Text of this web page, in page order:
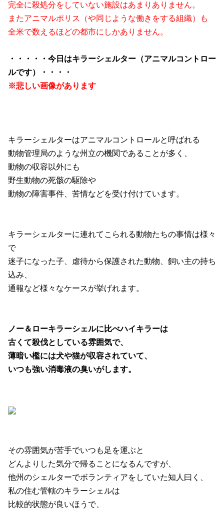
完全に殺処分をしていない施設はあまりありません。
またアニマルポリス（や同じような働きをする組織）も
全米で数えるほどの都市にしかありません。
・・・・・今日はキラーシェルター（アニマルコントロー
ルです）・・・・
※悲しい画像があります
キラーシェルターはアニマルコントロールと呼ばれる
動物管理局のような州立の機関であることが多く、
動物の収容以外にも
野生動物の死骸の駆除や
動物の障害事件、苦情などを受け付けています。
キラーシェルターに連れてこられる動物たちの事情は様々
で
迷子になった子、虐待から保護された動物、飼い主の持ち
込み、
通報など様々なケースが挙げれます。
ノー＆ローキラーシェルに比べハイキラーは
古くて殺伐としている雰囲気で、
薄暗い檻には犬や猫が収容されていて、
いつも強い消毒液の臭いがします。
その雰囲気が苦手でいつも足を運ぶと
どんよりした気分で帰ることになるんですが、
他州のシェルターでボランティアをしていた知人曰く、
私の住む管轄のキラーシェルは
比較的状態が良いほうで、